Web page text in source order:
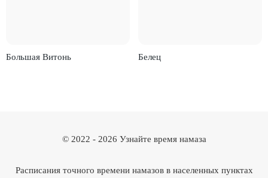
Большая Витонь Белец
© 2022 - 2026 Узнайте время намаза
Расписания точного времени намазов в населенных пунктах